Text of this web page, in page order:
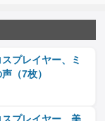
プレイヤー、ミ
（7枚）